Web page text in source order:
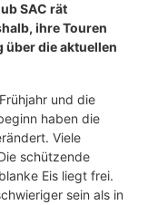
SAC rät
ihre Touren
die aktuellen
und die
haben die
Viele
schützende
Eis liegt frei.
sein als in